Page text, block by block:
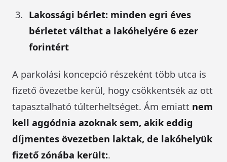
Lakossági bérlet: minden egri éves
bérletet válthat a lakóhelyére 6 ezer
forintért
A parkolási koncepció részeként több utca is
fizető övezetbe kerül, hogy csökkentsék az ott
tapasztalható túlterheltséget. Ám emiatt nem
kell aggódnia azoknak sem, akik eddig
díjmentes övezetben laktak, de lakóhelyük
fizető zónába került:.